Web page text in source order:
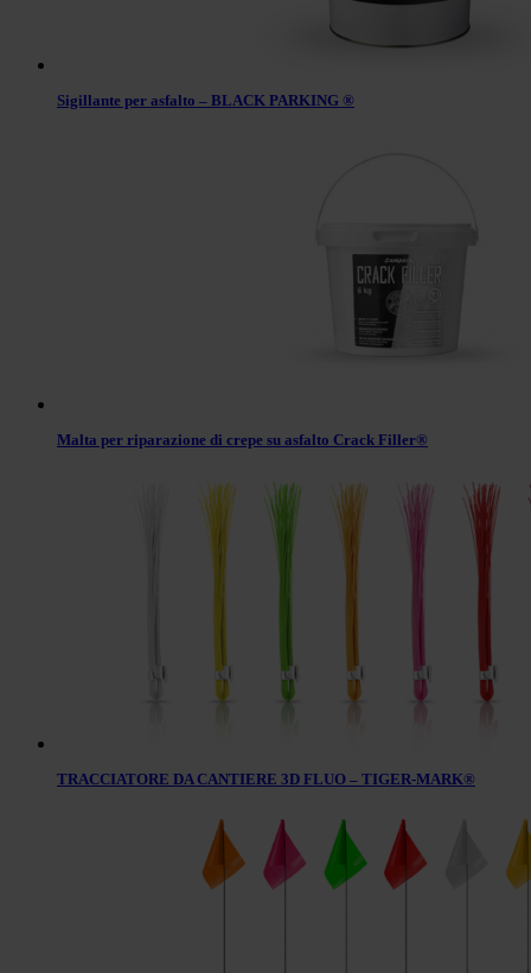
Sigillante per asfalto – BLACK PARKING ®
Malta per riparazione di crepe su asfalto Crack Filler®
TRACCIATORE DA CANTIERE 3D FLUO – TIGER-MARK®